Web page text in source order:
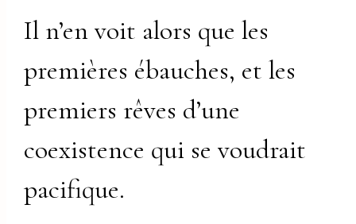
Il n’en voit alors que les
premières ébauches, et les
premiers rêves d’une
coexistence qui se voudrait
pacifique.